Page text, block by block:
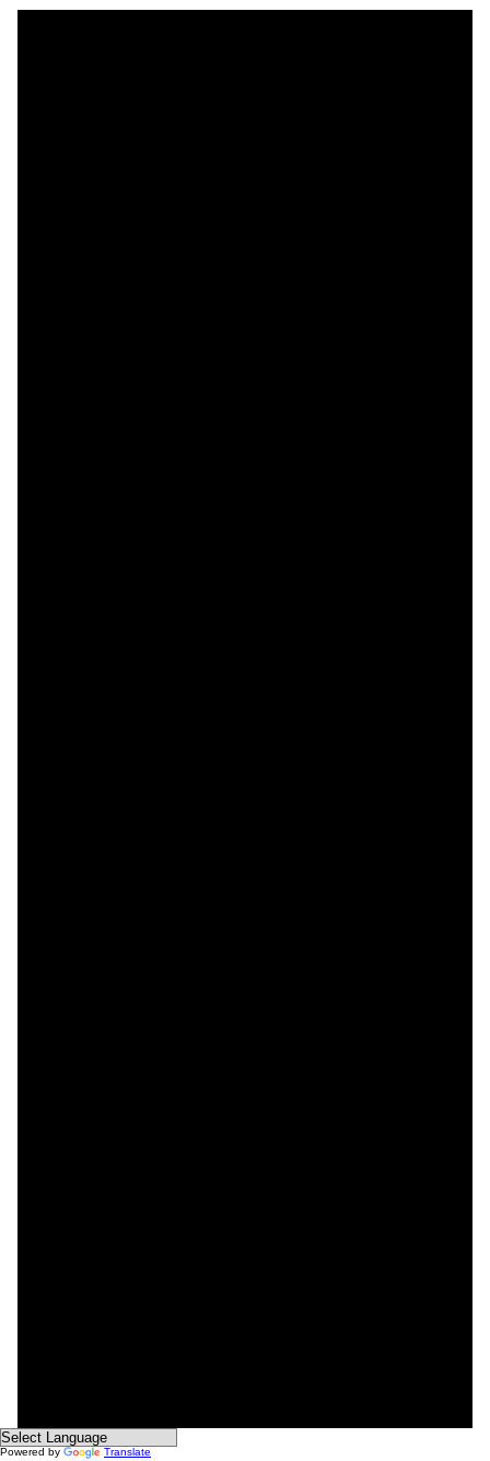
Powered by Translate